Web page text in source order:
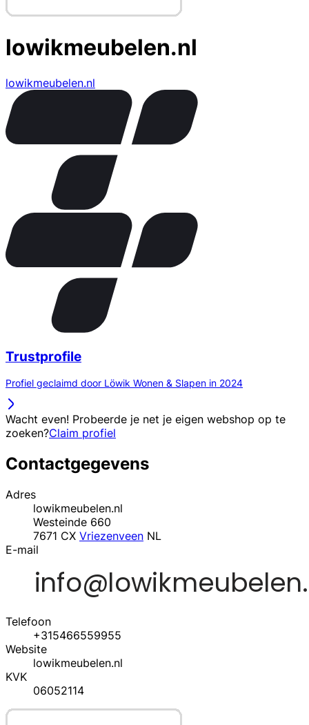
lowikmeubelen.nl
lowikmeubelen.nl
Trustprofile
Profiel geclaimd door Löwik Wonen & Slapen in 2024
Wacht even! Probeerde je net je eigen webshop op te
zoeken?Claim profiel
Contactgegevens
Adres
lowikmeubelen.nl
Westeinde 660
7671 CX Vriezenveen NL
E-mail
Telefoon
+315466559955
Website
lowikmeubelen.nl
KVK
06052114